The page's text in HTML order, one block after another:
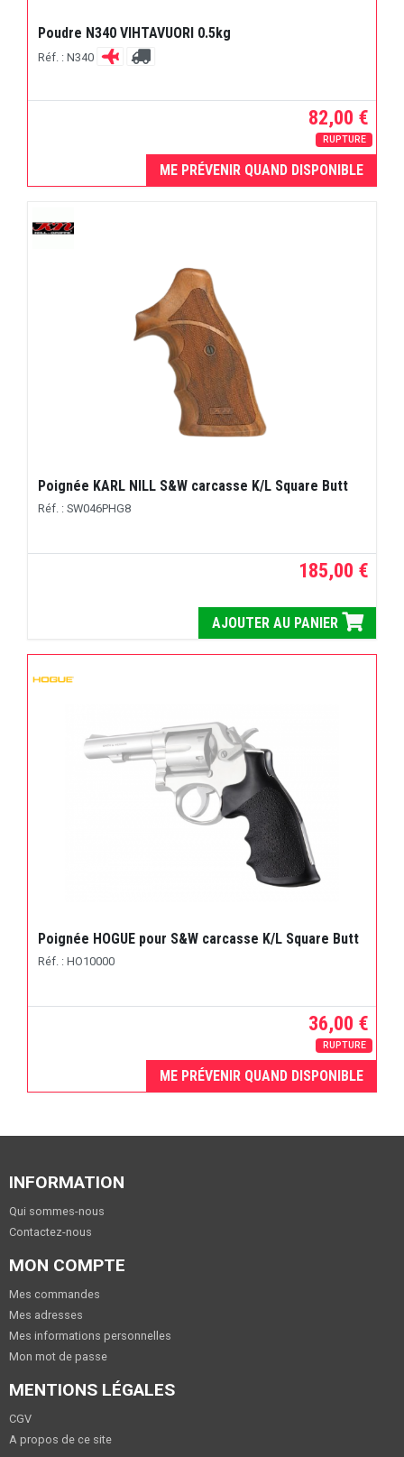
Poudre N340 VIHTAVUORI 0.5kg
Réf. : N340
82,00 €
RUPTURE
ME PRÉVENIR QUAND DISPONIBLE
Poignée KARL NILL S&W carcasse K/L Square Butt
Réf. : SW046PHG8
185,00 €
AJOUTER AU PANIER
Poignée HOGUE pour S&W carcasse K/L Square Butt
Réf. : HO10000
36,00 €
RUPTURE
ME PRÉVENIR QUAND DISPONIBLE
INFORMATION
Qui sommes-nous
Contactez-nous
MON COMPTE
Mes commandes
Mes adresses
Mes informations personnelles
Mon mot de passe
MENTIONS LÉGALES
CGV
A propos de ce site